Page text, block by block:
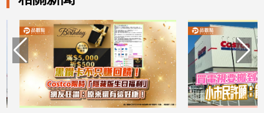
活
建
築/
室
內